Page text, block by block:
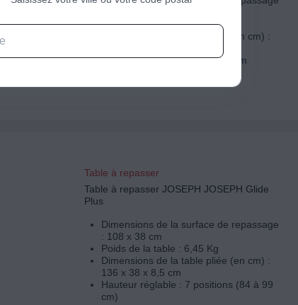
Poids de la table : 7,60 Kg
Dimensions de la table pliée (en cm) :
Hauteur réglable : Jusqu'à 96cm
Table à repasser
Table à repasser JOSEPH JOSEPH Glide
Plus
Dimensions de la surface de repassage
: 108 x 38 cm
Poids de la table : 6,45 Kg
Dimensions de la table pliée (en cm) :
136 x 38 x 8,5 cm
Hauteur réglable : 7 positions (84 à 99
cm)